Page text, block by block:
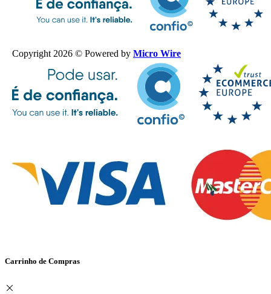
Copyright 2026 © Powered by Micro Wire
Carrinho de Compras